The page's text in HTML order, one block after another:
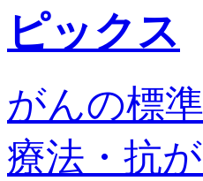
ピックス
がんの標
療法・抗